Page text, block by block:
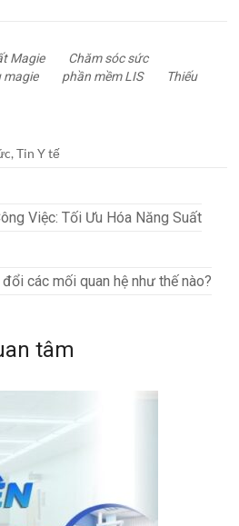
Magie
Chăm sóc sức
magie phần mềm LIS
Thiếu
,Tin Y tế
Việc: Tối Ưu Hóa Năng Suất
các mối quan hệ như thế nào?
tâm